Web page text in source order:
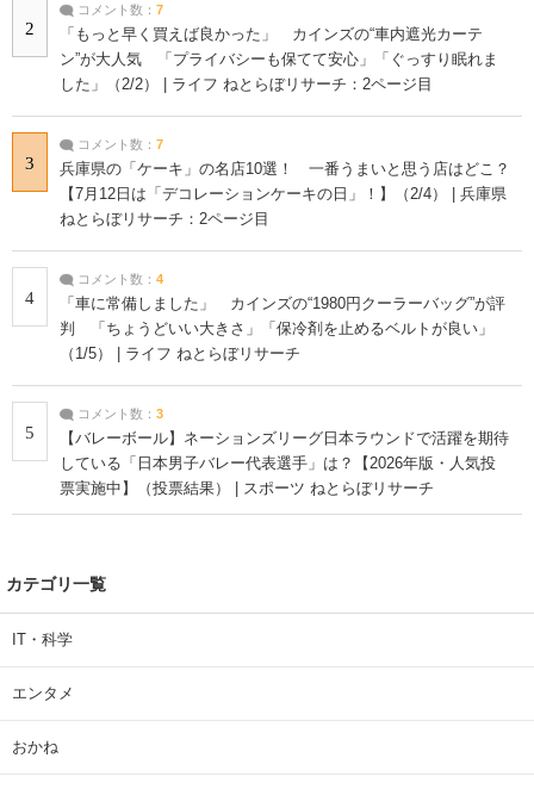
2
コメント数： 7
「もっと早く買えば良かった」 カインズの“車内遮光カーテ
ン”が大人気 「プライバシーも保てて安心」「ぐっすり眠れま
した」（2/2） | ライフ ねとらぼリサーチ：2ページ目
3
コメント数： 7
兵庫県の「ケーキ」の名店10選！ 一番うまいと思う店はどこ？
【7月12日は「デコレーションケーキの日」！】（2/4） | 兵庫県
ねとらぼリサーチ：2ページ目
4
コメント数： 4
「車に常備しました」 カインズの“1980円クーラーバッグ”が評
判 「ちょうどいい大きさ」「保冷剤を止めるベルトが良い」
（1/5） | ライフ ねとらぼリサーチ
5
コメント数： 3
【バレーボール】ネーションズリーグ日本ラウンドで活躍を期待
している「日本男子バレー代表選手」は？【2026年版・人気投
票実施中】（投票結果） | スポーツ ねとらぼリサーチ
カテゴリ一覧
IT・科学
エンタメ
おかね